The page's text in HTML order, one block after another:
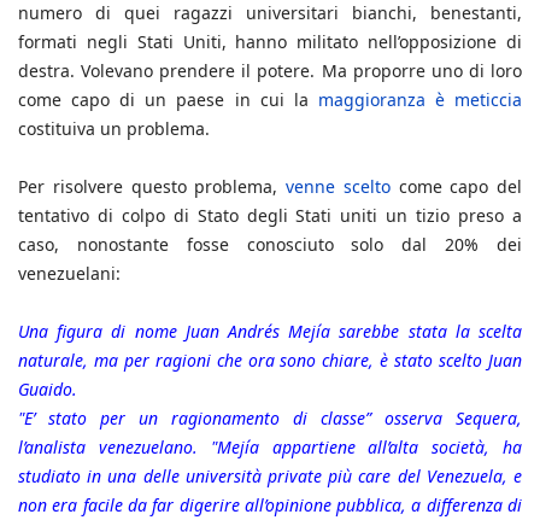
numero di quei ragazzi universitari bianchi, benestanti,
formati negli Stati Uniti, hanno militato nell’opposizione di
destra. Volevano prendere il potere. Ma proporre uno di loro
come capo di un paese in cui la maggioranza è meticcia
costituiva un problema.
Per risolvere questo problema, venne sceltocome capo del
tentativo di colpo di Stato degli Stati uniti un tizio preso a
caso, nonostante fosse conosciuto solo dal 20% dei
venezuelani:
Una figura di nome Juan Andrés Mejía sarebbe stata la scelta
naturale, ma per ragioni che ora sono chiare, è stato scelto Juan
Guaido.
"E’ stato per un ragionamento di classe” osserva Sequera,
l’analista venezuelano. "Mejía appartiene all’alta società, ha
studiato in una delle università private più care del Venezuela, e
non era facile da far digerire all’opinione pubblica, a differenza di